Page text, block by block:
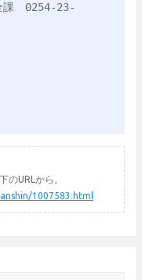
課　0254-23-
のURLから。
1007583.html